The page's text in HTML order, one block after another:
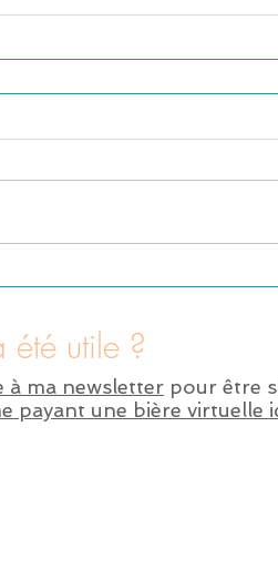
été utile ?
à ma newsletter pour être
payant une bière virtuelle